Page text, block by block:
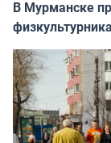
В Мурманске
физкультурника